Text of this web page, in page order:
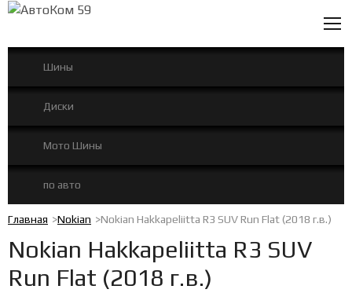
Шины
Диски
Мото Шины
по авто
Главная Nokian Nokian Hakkapeliitta R3 SUV Run Flat (2018 г.в.)
Nokian Hakkapeliitta R3 SUV
Run Flat (2018 г.в.)